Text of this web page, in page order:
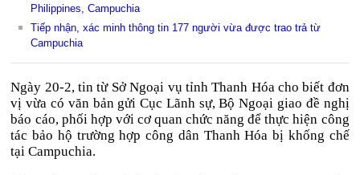
Philippines, Campuchia
Tiếp nhận, xác minh thông tin 177 người vừa được trao trả từ
Campuchia
Ngày 20-2, tin từ Sở Ngoại vụ tỉnh Thanh Hóa cho biết đơn
vị vừa có văn bản gửi Cục Lãnh sự, Bộ Ngoại giao đề nghị
báo cáo, phối hợp với cơ quan chức năng để thực hiện công
tác bảo hộ trường hợp công dân Thanh Hóa bị khống chế
tại Campuchia.